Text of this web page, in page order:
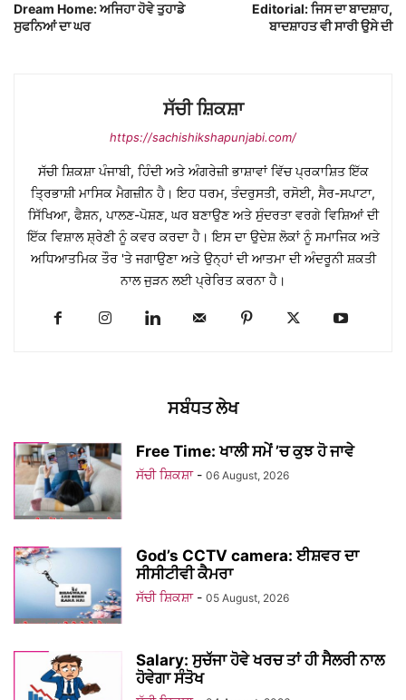
Dream Home: ਅਜਿਹਾ ਹੋਵੇ ਤੁਹਾਡੇ
ਸੁਫਨਿਆਂ ਦਾ ਘਰ
Editorial: ਜਿਸ ਦਾ ਬਾਦਸ਼ਾਹ,
ਬਾਦਸ਼ਾਹਤ ਵੀ ਸਾਰੀ ਉਸੇ ਦੀ
ਸੱਚੀ ਸ਼ਿਕਸ਼ਾ
https://sachishikshapunjabi.com/
ਸੱਚੀ ਸ਼ਿਕਸ਼ਾ ਪੰਜਾਬੀ, ਹਿੰਦੀ ਅਤੇ ਅੰਗਰੇਜ਼ੀ ਭਾਸ਼ਾਵਾਂ ਵਿੱਚ ਪ੍ਰਕਾਸ਼ਿਤ ਇੱਕ
ਤ੍ਰਿਭਾਸ਼ੀ ਮਾਸਿਕ ਮੈਗਜ਼ੀਨ ਹੈ। ਇਹ ਧਰਮ, ਤੰਦਰੁਸਤੀ, ਰਸੋਈ, ਸੈਰ-ਸਪਾਟਾ,
ਸਿੱਖਿਆ, ਫੈਸ਼ਨ, ਪਾਲਣ-ਪੋਸ਼ਣ, ਘਰ ਬਣਾਉਣ ਅਤੇ ਸੁੰਦਰਤਾ ਵਰਗੇ ਵਿਸ਼ਿਆਂ ਦੀ
ਇੱਕ ਵਿਸ਼ਾਲ ਸ਼੍ਰੇਣੀ ਨੂੰ ਕਵਰ ਕਰਦਾ ਹੈ। ਇਸ ਦਾ ਉਦੇਸ਼ ਲੋਕਾਂ ਨੂੰ ਸਮਾਜਿਕ ਅਤੇ
ਅਧਿਆਤਮਿਕ ਤੌਰ 'ਤੇ ਜਗਾਉਣਾ ਅਤੇ ਉਨ੍ਹਾਂ ਦੀ ਆਤਮਾ ਦੀ ਅੰਦਰੂਨੀ ਸ਼ਕਤੀ
ਨਾਲ ਜੁੜਨ ਲਈ ਪ੍ਰੇਰਿਤ ਕਰਨਾ ਹੈ।
ਸਬੰਧਤ ਲੇਖ
Free Time: ਖਾਲੀ ਸਮੇਂ ’ਚ ਕੁਝ ਹੋ ਜਾਵੇ
ਸੱਚੀ ਸ਼ਿਕਸ਼ਾ - 06 August, 2026
God’s CCTV camera: ਈਸ਼ਵਰ ਦਾ
ਸੀਸੀਟੀਵੀ ਕੈਮਰਾ
ਸੱਚੀ ਸ਼ਿਕਸ਼ਾ - 05 August, 2026
Salary: ਸੁਚੱਜਾ ਹੋਵੇ ਖਰਚ ਤਾਂ ਹੀ ਸੈਲਰੀ ਨਾਲ
ਹੋਵੇਗਾ ਸੰਤੋਖ